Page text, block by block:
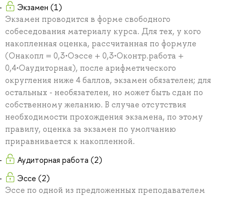
Экзамен (1)
Экзамен проводится в форме свободного
собеседования материалу курса. Для тех, у кого
накопленная оценка, рассчитанная по формуле
(Онакопл = 0,3•Оэссе + 0,3•Оконтр.работа +
0,4•Оаудиторная), после арифметического
округления ниже 4 баллов, экзамен обязателен; для
остальных - необязателен, но может быть сдан по
собственному желанию. В случае отсутствия
необходимости прохождения экзамена, по этому
правилу, оценка за экзамен по умолчанию
приравнивается к накопленной.
Аудиторная работа (2)
Эссе (2)
Эссе по одной из предложенных преподавателем